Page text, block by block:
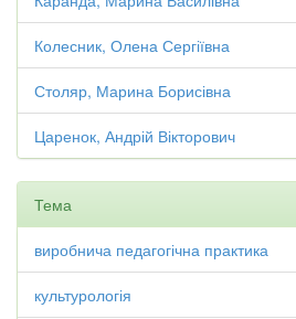
Колесник, Олена Сергіївна
Столяр, Марина Борисівна
Царенок, Андрій Вікторович
Тема
виробнича педагогічна практика
культурологія